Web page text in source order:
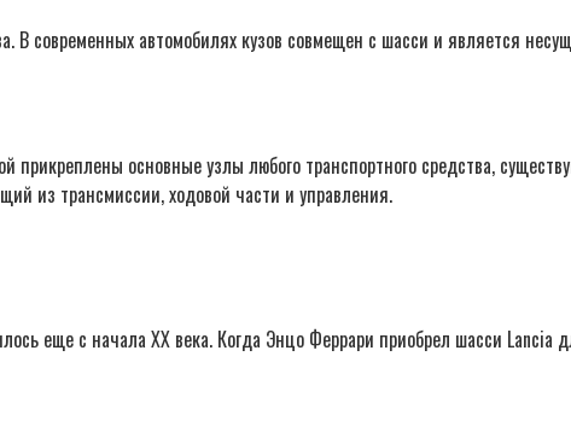
В современных автомобилях кузов совмещен с шасси и является
прикреплены основные узлы любого транспортного средства,
из трансмиссии, ходовой части и управления.
еще с начала XX века. Когда Энцо Феррари приобрел шасси Lancia